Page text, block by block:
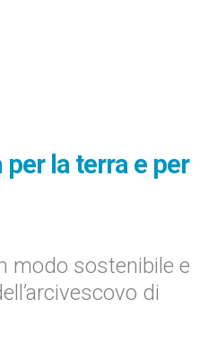
la terra e per
modo sostenibile e
di